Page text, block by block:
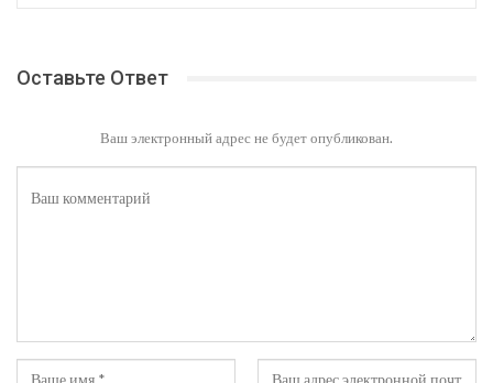
Оставьте Ответ
Ваш электронный адрес не будет опубликован.